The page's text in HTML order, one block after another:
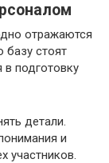
отражаются
базу стоят
подготовку
детали.
и
участников.